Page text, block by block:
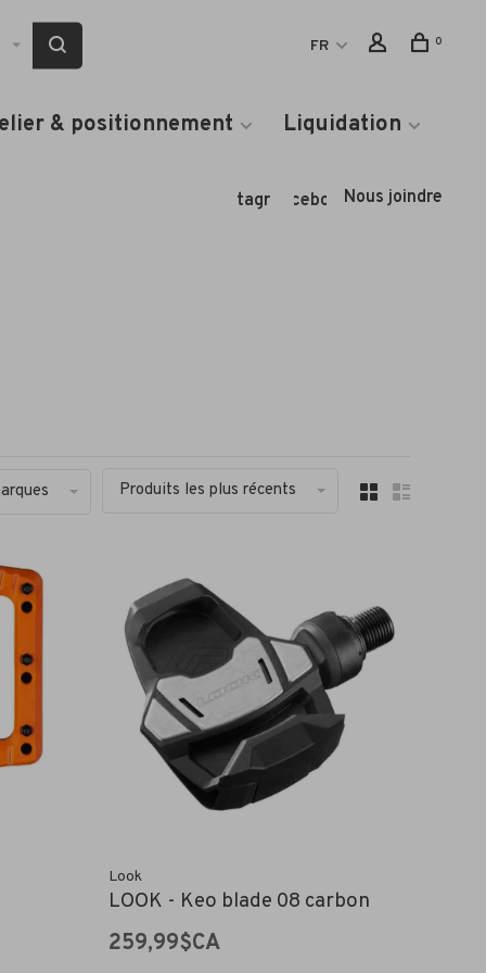
FR 0
& positionnement
Liquidation
InstagramFacebookNous joindre
Produits les plus récents
Look
LOOK - Keo blade 08 carbon
259,99$CA